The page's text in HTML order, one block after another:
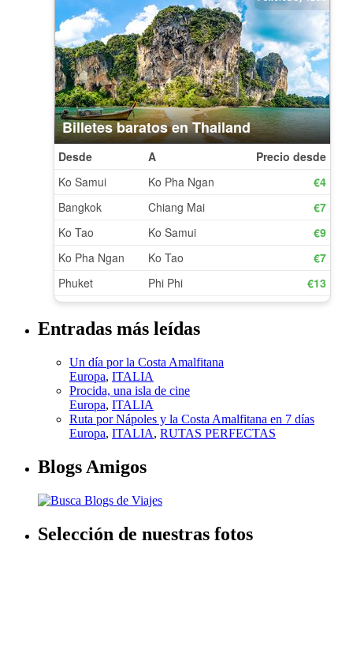
Entradas más leídas
Europa
ITALIA
Procida, una isla de cine
Ruta por Nápoles y la Costa Amalfitana en 7 días
Blogs Amigos
Selección de nuestras fotos